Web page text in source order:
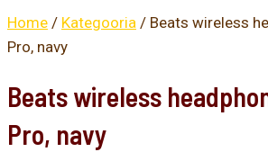
Home / Kategooria / Beats wireless
Pro, navy
Beats wireless
Pro, navy